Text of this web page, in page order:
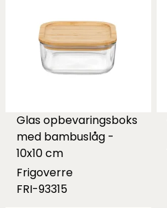
Glas opbevaringsboks
med bambuslåg -
10x10 cm
Frigoverre
FRI-93315